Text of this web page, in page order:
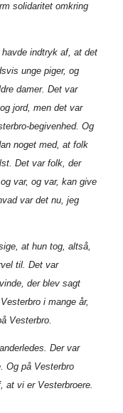
solidaritet omkring
indtryk af, at det
unge piger, og
damer. Det var
jord, men det var
begivenhed. Og
noget med, at folk
Det var folk, der
var, og var, kan give
var det nu, jeg
at hun tog, altså,
til. Det var
der blev sagt
i mange år,
Vesterbro.
Der var
Og på Vesterbro
at vi er Vesterbroere.